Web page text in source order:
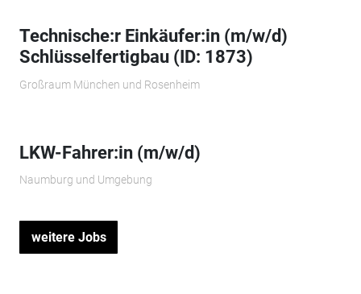
Technische:r Einkäufer:in (m/w/d)
Schlüsselfertigbau (ID: 1873)
Großraum München und Rosenheim
LKW-Fahrer:in (m/w/d)
Naumburg und Umgebung
weitere Jobs